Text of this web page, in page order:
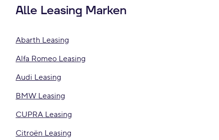
Alle Leasing Marken
Abarth Leasing
Alfa Romeo Leasing
Audi Leasing
BMW Leasing
CUPRA Leasing
Citroën Leasing